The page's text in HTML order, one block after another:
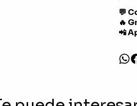
💬
🔥
📲